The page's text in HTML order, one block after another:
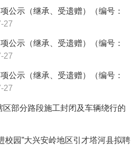
公示（继承、受遗赠）（编号：
27
公示（继承、受遗赠）（编号：
27
公示（继承、受遗赠）（编号：
27
区部分路段施工封闭及车辆绕行的
校园”大兴安岭地区引才塔河县拟聘